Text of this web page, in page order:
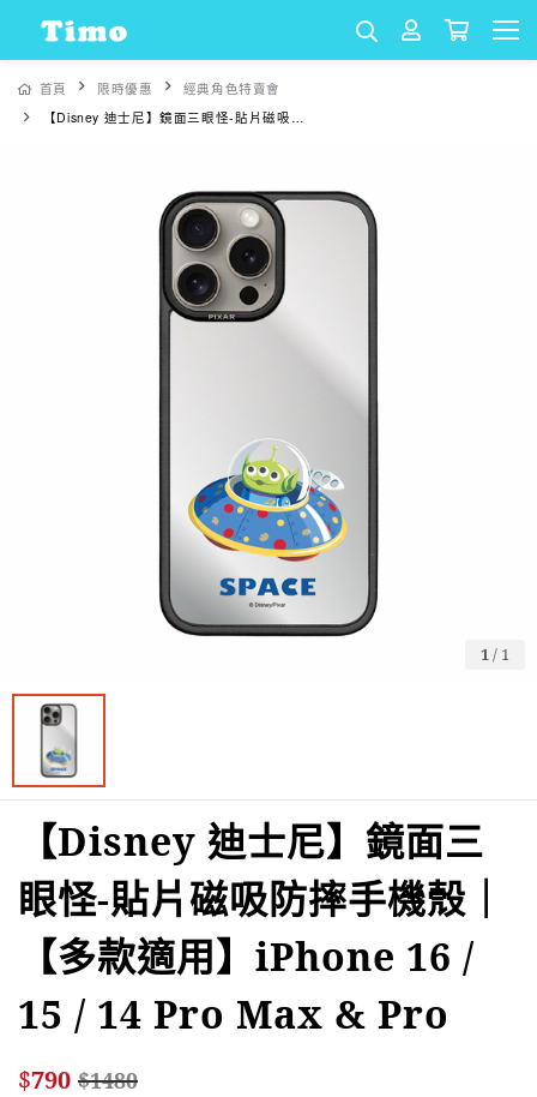
首頁 限時優惠
經典角色特賣會
【Disney 迪士尼】鏡面三眼怪-貼片磁吸防摔手機殼｜【多款適用】iPhone 16 / 15 / 14 Pro Max & Pro
1/ 1
【Disney 迪士尼】鏡面三
眼怪-貼片磁吸防摔手機殼｜
【多款適用】iPhone 16 /
15 / 14 Pro Max & Pro
$790 $1480